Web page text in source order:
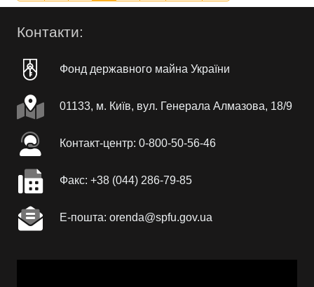
Контакти:
Фонд державного майна України
01133, м. Київ, вул. Генерала Алмазова, 18/9
Контакт-центр: 0-800-50-56-46
Факc: +38 (044) 286-79-85
Е-пошта: orenda@spfu.gov.ua